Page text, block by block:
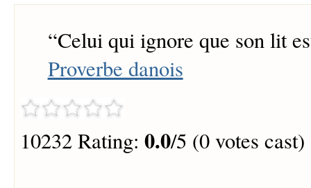
“Celui qui ignore que son lit
Proverbe danois
10232 Rating: 0.0/5 (0 votes cast)